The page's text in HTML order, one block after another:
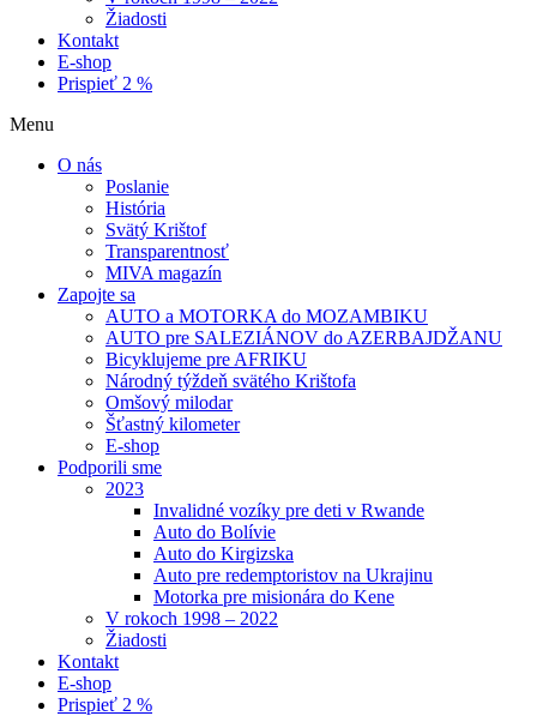
Žiadosti
Kontakt
E-shop
Prispieť 2 %
Menu
O nás
Poslanie
História
Svätý Krištof
Transparentnosť
MIVA magazín
Zapojte sa
AUTO a MOTORKA do MOZAMBIKU
AUTO pre SALEZIÁNOV do AZERBAJDŽANU
Bicyklujeme pre AFRIKU
Národný týždeň svätého Krištofa
Omšový milodar
Šťastný kilometer
E-shop
Podporili sme
2023
Invalidné vozíky pre deti v Rwande
Auto do Bolívie
Auto do Kirgizska
Auto pre redemptoristov na Ukrajinu
Motorka pre misionára do Kene
V rokoch 1998 – 2022
Žiadosti
Kontakt
E-shop
Prispieť 2 %